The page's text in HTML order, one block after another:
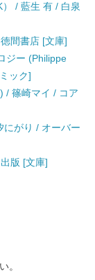
/ 藍生 有 / 白泉
間書店 [文庫]
ジー (Philippe
ック]
/ 篠崎マイ / コア
にがり / オーバー
版 [文庫]
。